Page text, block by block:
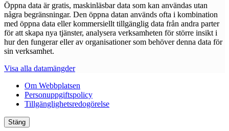
Öppna data är gratis, maskinläsbar data som kan användas utan
några begränsningar. Den öppna datan används ofta i kombination
med öppna data eller kommersiellt tillgänglig data från andra parter
för att skapa nya tjänster, analysera verksamheten för större insikt i
hur den fungerar eller av organisationer som behöver denna data för
sin verksamhet.
Visa alla datamängder
Om Webbplatsen
Personuppgiftspolicy
Tillgänglighetsredogörelse
Stäng